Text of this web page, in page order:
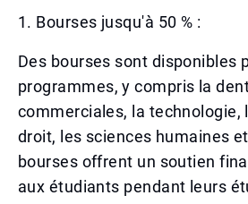
1. Bourses jusqu'à 50 % :
Des bourses sont disponibles
programmes, y compris la
commerciales, la technologie,
droit, les sciences humaines
bourses offrent un soutien
aux étudiants pendant leurs